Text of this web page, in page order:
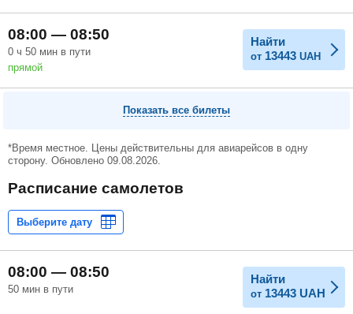
08:00 — 08:50
0 ч 50 мин в пути
прямой
Найти
от 13443 UAH
Показать все билеты
*Время местное. Цены действительны для авиарейсов в одну
сторону. Обновлено 09.08.2026.
Расписание самолетов
08:00 — 08:50
50 мин в пути
Найти
от 13443 UAH